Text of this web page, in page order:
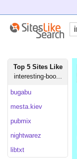
Top 5 Sites Like
interesting-boo...
bugabu
mesta.kiev
pubmix
nightwarez
libtxt